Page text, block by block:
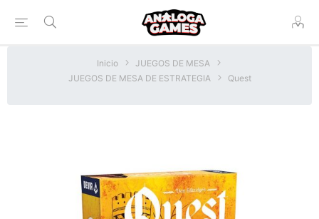
Inicio
JUEGOS DE MESA
JUEGOS DE MESA DE ESTRATEGIA
Quest